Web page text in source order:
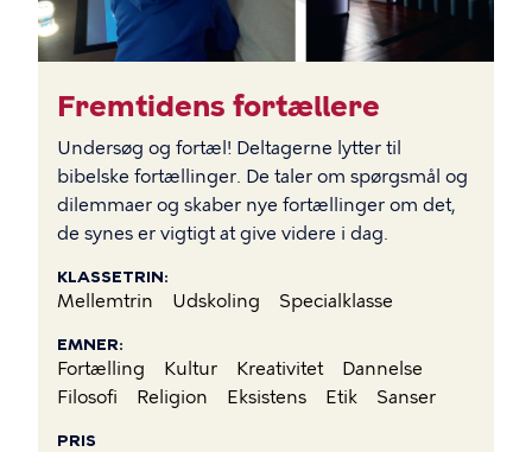
Fremtidens fortællere
Undersøg og fortæl! Deltagerne lytter til
bibelske fortællinger. De taler om spørgsmål og
dilemmaer og skaber nye fortællinger om det,
de synes er vigtigt at give videre i dag.
KLASSETRIN
Mellemtrin Udskoling Specialklasse
EMNER
Fortælling Kultur Kreativitet
Dannelse
Filosofi
Religion Eksistens Etik Sanser
PRIS